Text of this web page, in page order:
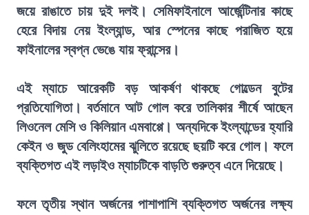
জয়ে রাঙাতে চায় দুই দলই। সেমিফাইনালে আর্জেন্টিনার কাছে
হেরে বিদায় নেয় ইংল্যান্ড, আর স্পেনের কাছে পরাজিত হয়ে
ফাইনালের স্বপ্ন ভেঙে যায় ফ্রান্সের।
এই ম্যাচে আরেকটি বড় আকর্ষণ থাকছে গোল্ডেন বুটের
প্রতিযোগিতা। বর্তমানে আট গোল করে তালিকার শীর্ষে আছেন
লিওনেল মেসি ও কিলিয়ান এমবাপ্পে। অন্যদিকে ইংল্যান্ডের হ্যারি
কেইন ও জুড বেলিংহামের ঝুলিতে রয়েছে ছয়টি করে গোল। ফলে
ব্যক্তিগত এই লড়াইও ম্যাচটিকে বাড়তি গুরুত্ব এনে দিয়েছে।
ফলে তৃতীয় স্থান অর্জনের পাশাপাশি ব্যক্তিগত অর্জনের লক্ষ্য